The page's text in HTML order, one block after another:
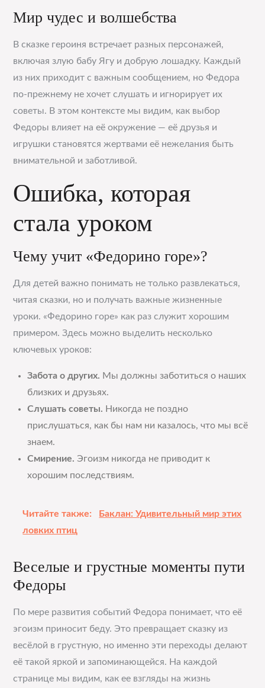
Мир чудес и волшебства
В сказке героиня встречает разных персонажей,
включая злую бабу Ягу и добрую лошадку. Каждый
из них приходит с важным сообщением, но Федора
по-прежнему не хочет слушать и игнорирует их
советы. В этом контексте мы видим, как выбор
Федоры влияет на её окружение — её друзья и
игрушки становятся жертвами её нежелания быть
внимательной и заботливой.
Ошибка, которая
стала уроком
Чему учит «Федорино горе»?
Для детей важно понимать не только развлекаться,
читая сказки, но и получать важные жизненные
уроки. «Федорино горе» как раз служит хорошим
примером. Здесь можно выделить несколько
ключевых уроков:
Забота о других. Мы должны заботиться о наших
близких и друзьях.
Слушать советы. Никогда не поздно
прислушаться, как бы нам ни казалось, что мы всё
знаем.
Смирение. Эгоизм никогда не приводит к
хорошим последствиям.
Читайте также:
Баклан: Удивительный мир этих
ловких птиц
Веселые и грустные моменты пути
Федоры
По мере развития событий Федора понимает, что её
эгоизм приносит беду. Это превращает сказку из
весёлой в грустную, но именно эти переходы делают
её такой яркой и запоминающейся. На каждой
странице мы видим, как ее взгляды на жизнь